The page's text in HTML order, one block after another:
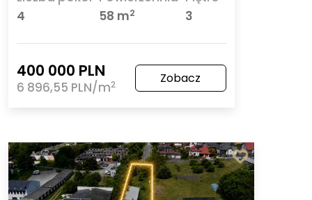
4
58 m2
3
400 000 PLN
6 896,55 PLN/m2 Zobacz